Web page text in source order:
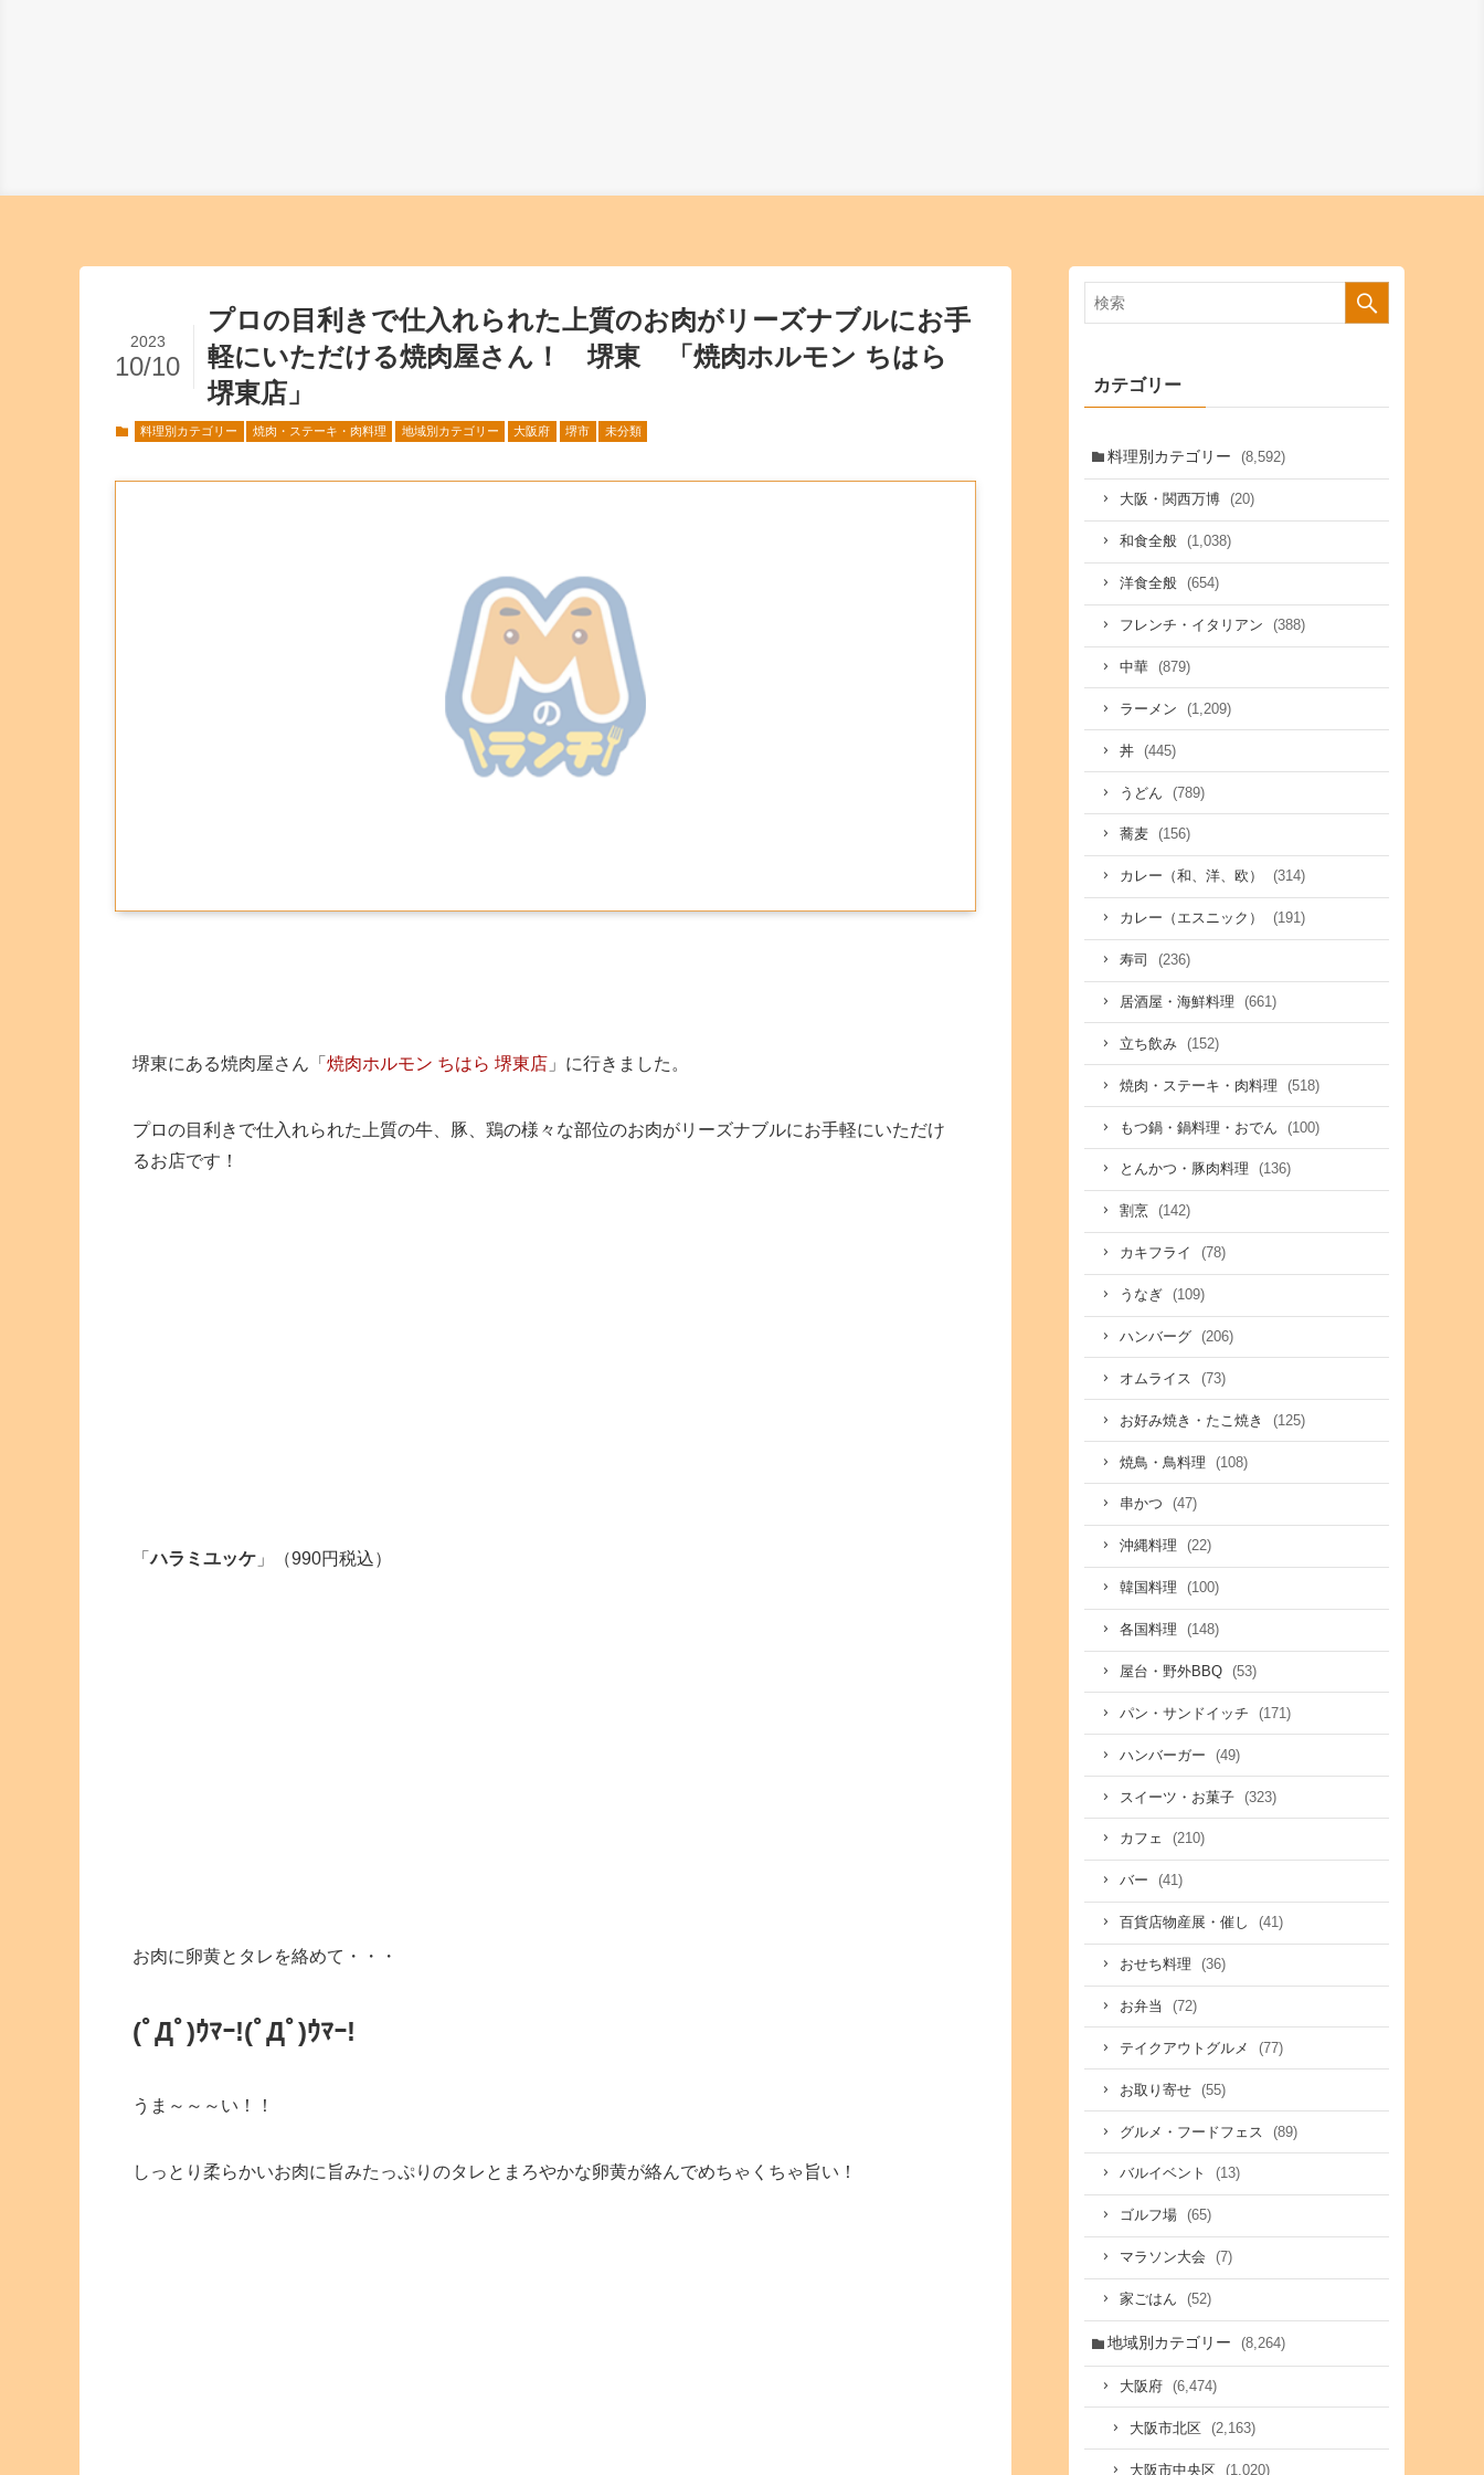
プロの目利きで仕入れられた上質のお肉がリーズナブルにお手
軽にいただける焼肉屋さん！ 堺東 「焼肉ホルモン ちはら
堺東店」
2023
10/10
料理別カテゴリー 焼肉・ステーキ・肉料理 地域別カテゴリー 大阪府 堺市 未分類
堺東にある焼肉屋さん「 焼肉ホルモン ちはら 堺東店 」に行きました。
プロの目利きで仕入れられた上質の牛、豚、鶏の様々な部位のお肉がリーズナブルにお手軽にいただけ
るお店です！
「ハラミユッケ 」（990円税込）
お肉に卵黄とタレを絡めて・・・
(ﾟДﾟ)ｳﾏｰ!(ﾟДﾟ)ｳﾏｰ!
うま～～～い！！
しっとり柔らかいお肉に旨みたっぷりのタレとまろやかな卵黄が絡んでめちゃくちゃ旨い！
カテゴリー
料理別カテゴリー (8,592)
大阪・関西万博 (20)
和食全般 (1,038)
洋食全般 (654)
フレンチ・イタリアン (388)
中華 (879)
ラーメン (1,209)
丼 (445)
うどん (789)
蕎麦 (156)
カレー（和、洋、欧） (314)
カレー（エスニック） (191)
寿司 (236)
居酒屋・海鮮料理 (661)
立ち飲み (152)
焼肉・ステーキ・肉料理 (518)
もつ鍋・鍋料理・おでん (100)
とんかつ・豚肉料理 (136)
割烹 (142)
カキフライ (78)
うなぎ (109)
ハンバーグ (206)
オムライス (73)
お好み焼き・たこ焼き (125)
焼鳥・鳥料理 (108)
串かつ (47)
沖縄料理 (22)
韓国料理 (100)
各国料理 (148)
屋台・野外BBQ (53)
パン・サンドイッチ (171)
ハンバーガー (49)
スイーツ・お菓子 (323)
カフェ (210)
バー (41)
百貨店物産展・催し (41)
おせち料理 (36)
お弁当 (72)
テイクアウトグルメ (77)
お取り寄せ (55)
グルメ・フードフェス (89)
バルイベント (13)
ゴルフ場 (65)
マラソン大会 (7)
家ごはん (52)
地域別カテゴリー (8,264)
大阪府 (6,474)
大阪市北区 (2,163)
大阪市中央区 (1,020)